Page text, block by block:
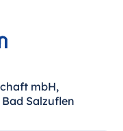
mbH,
Salzuflen